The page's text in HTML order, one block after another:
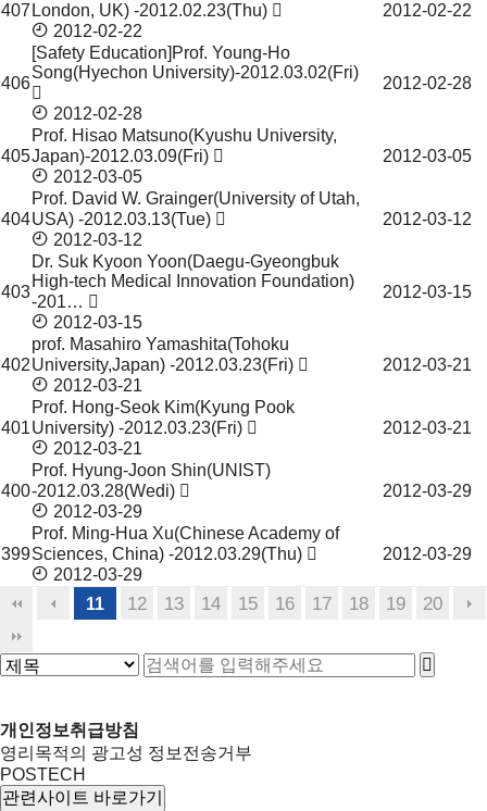
407 London, UK) -2012.02.23(Thu)
2012-02-22
2012-02-22
406
[Safety Education]Prof. Young-Ho
Song(Hyechon University)-2012.03.02(Fri)
2012-02-28
2012-02-28
405
Prof. Hisao Matsuno(Kyushu University,
Japan)-2012.03.09(Fri)
2012-03-05
2012-03-05
404
Prof. David W. Grainger(University of Utah,
USA) -2012.03.13(Tue)
2012-03-12
2012-03-12
403
Dr. Suk Kyoon Yoon(Daegu-Gyeongbuk
High-tech Medical Innovation Foundation)
-201…
2012-03-15
2012-03-15
402
prof. Masahiro Yamashita(Tohoku
University,Japan) -2012.03.23(Fri)
2012-03-21
2012-03-21
401
Prof. Hong-Seok Kim(Kyung Pook
University) -2012.03.23(Fri)
2012-03-21
2012-03-21
400
Prof. Hyung-Joon Shin(UNIST)
-2012.03.28(Wedi)
2012-03-29
2012-03-29
399
Prof. Ming-Hua Xu(Chinese Academy of
Sciences, China) -2012.03.29(Thu)
2012-03-29
2012-03-29
11 12 13 14 15 16 17 18 19 20
개인정보취급방침
영리목적의 광고성 정보전송거부
POSTECH
관련사이트 바로가기